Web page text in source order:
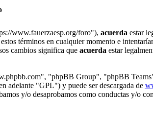
www.fauerzaesp.org/foro"), acuerda estar
términos en cualquier momento e
cambios significa que acuerda estar
"phpBB Group", "phpBB
adelante "GPL") y puede ser descargada de
y/o desaprobamos como conductas y/o